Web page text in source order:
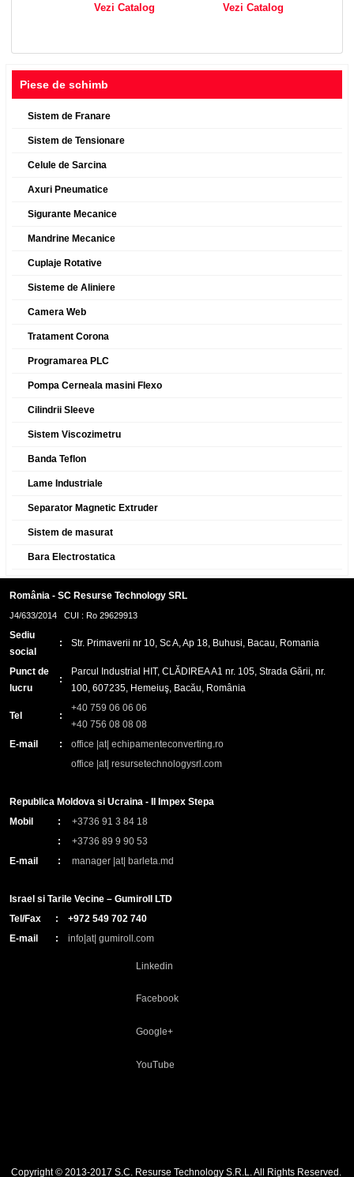
Vezi Catalog Vezi Catalog
Piese de schimb
Sistem de Franare
Sistem de Tensionare
Celule de Sarcina
Axuri Pneumatice
Sigurante Mecanice
Mandrine Mecanice
Cuplaje Rotative
Sisteme de Aliniere
Camera Web
Tratament Corona
Programarea PLC
Pompa Cerneala masini Flexo
Cilindrii Sleeve
Sistem Viscozimetru
Banda Teflon
Lame Industriale
Separator Magnetic Extruder
Sistem de masurat
Bara Electrostatica
România - SC Resurse Technology SRL
J4/633/2014 CUI : Ro 29629913
Sediu
social
: Str. Primaverii nr 10, Sc A, Ap 18, Buhusi, Bacau, Romania
Punct de
lucru
:
Parcul Industrial HIT, CLĂDIREA A1 nr. 105, Strada Gării, nr.
100, 607235, Hemeiuş, Bacău, România
Tel :
+40 759 06 06 06
+40 756 08 08 08
E-mail
:
office |at| echipamenteconverting.ro
office |at| resursetechnologysrl.com
Republica Moldova si Ucraina - II Impex Stepa
Mobil
:
+3736 91 3 84 18
:
+3736 89 9 90 53
E-mail
: manager |at| barleta.md
Israel si Tarile Vecine – Gumiroll LTD
Tel/Fax
:
+972 549 702 740
E-mail
: info|at| gumiroll.com
Linkedin
Facebook
Google+
YouTube
Copyright © 2013-2017 S.C. Resurse Technology S.R.L. All Rights Reserved.